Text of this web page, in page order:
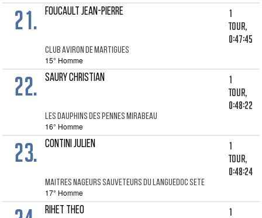
21. FOUCAULT JEAN-PIERRE
CLUB AVIRON DE MARTIGUES
1
tour,
0:47:45
15° Homme
22. SAURY CHRISTIAN
LES DAUPHINS DES PENNES MIRABEAU
1
tour,
0:48:22
16° Homme
23. CONTINI JULIEN
MAITRES NAGEURS SAUVETEURS DU LANGUEDOC SETE
1
tour,
0:48:24
17° Homme
RIHET THEO
1